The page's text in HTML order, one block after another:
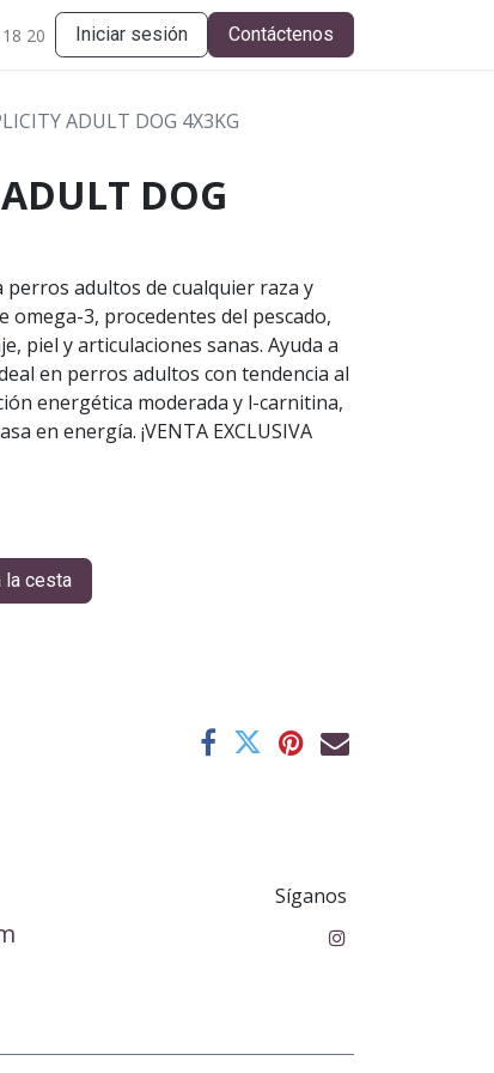
20 Iniciar sesión Contáctenos
ADULT DOG 4X3KG
DOG
adultos de cualquier raza y
omega-3, procedentes del pescado,
piel y articulaciones sanas. Ayuda a
en perros adultos con tendencia al
energética moderada y l-carnitina,
en energía. ¡VENTA EXCLUSIVA
la cesta
Síganos